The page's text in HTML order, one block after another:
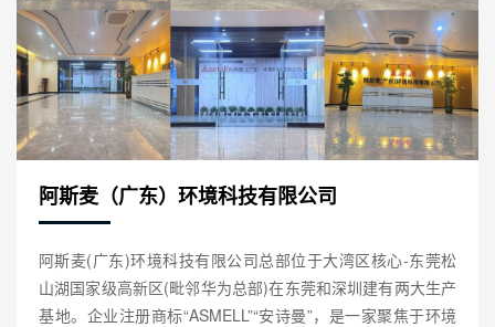
阿斯麦（广东）环境科技有限公司
阿斯麦(广东)环境科技有限公司总部位于大湾区核心-东莞松
山湖国家级高新区(毗邻华为总部)在东莞和深圳建有两大生产
基地。企业注册商标“ASMELL”“安诗曼”，是一家聚焦于环境